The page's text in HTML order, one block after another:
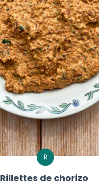
R
Rillettes de chorizo